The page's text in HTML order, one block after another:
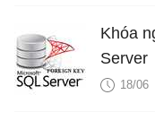
Khóa
Server
18/06